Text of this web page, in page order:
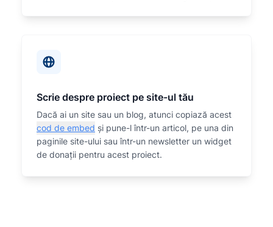
Scrie despre proiect pe site-ul tău
Dacă ai un site sau un blog, atunci copiază acest
cod de embed și pune-l într-un articol, pe una din
paginile site-ului sau într-un newsletter un widget
de donații pentru acest proiect.